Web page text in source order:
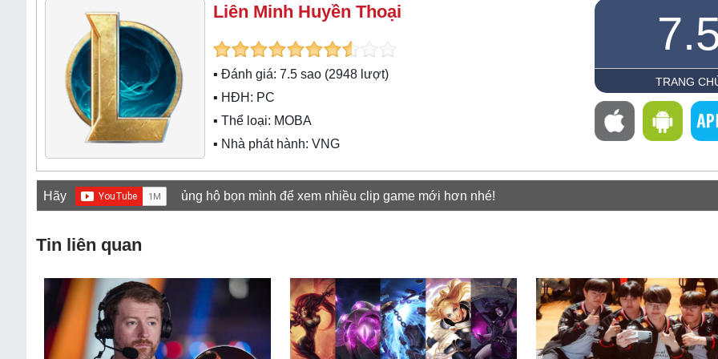
Liên Minh Huyền Thoại
▪ Đánh giá: 7.5 sao (2948 lượt)
▪ HĐH: PC
▪ Thể loại: MOBA
▪ Nhà phát hành: VNG
TRANG
Hãy ủng hộ bọn mình để xem nhiều clip game mới hơn nhé!
Tin liên quan